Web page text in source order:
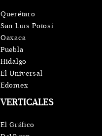
VERTICALES
El Gráfico
Querétaro
San Luis Potosí
Oaxaca
Puebla
Hidalgo
El Universal
Edomex